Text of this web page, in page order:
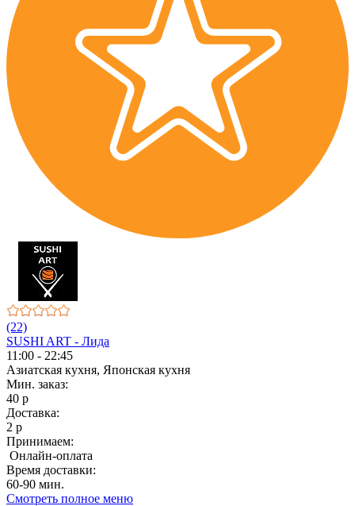
(22)
SUSHI ART - Лида
11:00 - 22:45
Азиатская кухня, Японская кухня
Мин. заказ:
40 р
Доставка:
2 р
Принимаем:
Онлайн-оплата
Время доставки:
60-90 мин.
Смотреть полное меню